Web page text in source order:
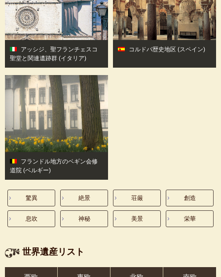
アッシジ、聖フランチェスコ
聖堂と関連遺跡群 (イタリア)
コルドバ歴史地区 (スペイン)
フランドル地方のベギン会修
道院 (ベルギー)
驚異 絶景 荘厳 創造
息吹 神秘 美景 栄華
世界遺産リスト